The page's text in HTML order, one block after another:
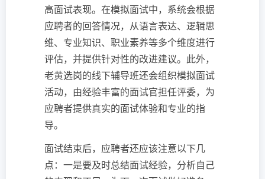
高面试表现。在模拟面试中，系统会根据
应聘者的回答情况，从语言表达、逻辑思
维、专业知识、职业素养等多个维度进行
评估，并提供针对性的改进建议。此外，
老黄选岗的线下辅导班还会组织模拟面试
活动，由经验丰富的面试官担任评委，为
应聘者提供真实的面试体验和专业的指
导。
面试结束后，应聘者还应该注意以下几
点：一是要及时总结面试经验，分析自己